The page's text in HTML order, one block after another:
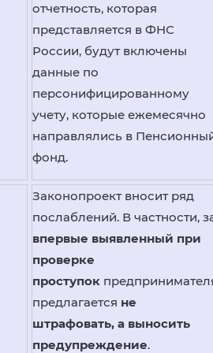
отчетность, которая
представляется в ФНС
России, будут включены
данные по
персонифицированному
учету, которые ежемесячно
направлялись в
фонд.
Законопроект вносит ряд
послаблений. В частности,
впервые выявленный при
проверке
проступок
предлагается не
штрафовать, а выносить
предупреждение.